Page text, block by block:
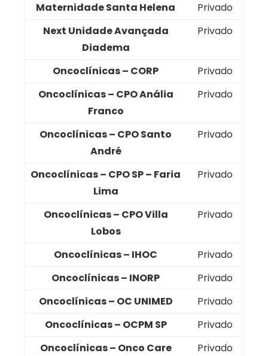
Maternidade Santa Helena
Privado
Next Unidade Avançada
Diadema
Privado
Oncoclínicas – CORP
Privado
Oncoclínicas – CPO Anália
Franco
Privado
Oncoclínicas – CPO Santo
André
Privado
Oncoclínicas – CPO SP – Faria
Lima
Privado
Oncoclínicas – CPO Villa
Lobos
Privado
Oncoclínicas – IHOC
Privado
Oncoclínicas – INORP
Privado
Oncoclínicas – OC UNIMED
Privado
Oncoclínicas – OCPM SP
Privado
Oncoclínicas – Onco Care
Privado